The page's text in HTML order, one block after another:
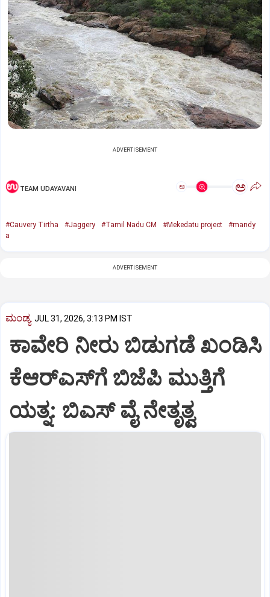
ADVERTISEMENT
TEAM UDAYAVANI ಅ ಅ
#Cauvery Tirtha #Jaggery #Tamil Nadu CM #Mekedatu project
#mandy
a
ADVERTISEMENT
ಮಂಡ್ಯ JUL 31, 2026, 3:13 PM IST
ಕಾವೇರಿ ನೀರು ಬಿಡುಗಡೆ ಖಂಡಿಸಿ
ಕೆಆರ್‌ಎಸ್‌ಗೆ ಬಿಜೆಪಿ ಮುತ್ತಿಗೆ
ಯತ್ನ: ಬಿಎಸ್ ವೈ ನೇತೃತ್ವ